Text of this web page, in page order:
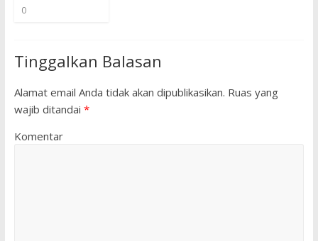
0
Tinggalkan Balasan
Alamat email Anda tidak akan dipublikasikan. Ruas yang
wajib ditandai *
Komentar